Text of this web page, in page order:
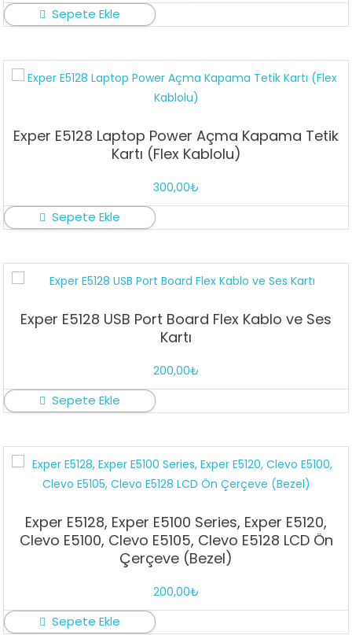
Sepete Ekle
Exper E5128 Laptop Power Açma Kapama Tetik
Kartı (Flex Kablolu)
300,00₺
Sepete Ekle
Exper E5128 USB Port Board Flex Kablo ve Ses
Kartı
200,00₺
Sepete Ekle
Exper E5128, Exper E5100 Series, Exper E5120,
Clevo E5100, Clevo E5105, Clevo E5128 LCD Ön
Çerçeve (Bezel)
200,00₺
Sepete Ekle